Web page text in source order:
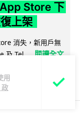
用
Store 下
上架
消失，新用戶無
及 Tel... 閱讀全文